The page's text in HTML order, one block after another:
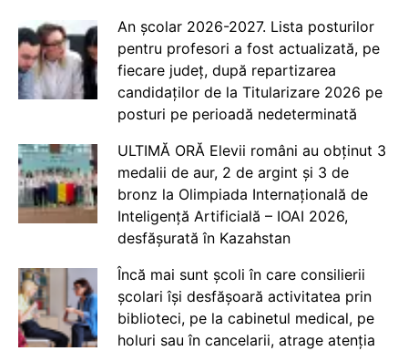
An școlar 2026-2027. Lista posturilor
pentru profesori a fost actualizată, pe
fiecare județ, după repartizarea
candidaților de la Titularizare 2026 pe
posturi pe perioadă nedeterminată
ULTIMĂ ORĂ Elevii români au obținut 3
medalii de aur, 2 de argint și 3 de
bronz la Olimpiada Internațională de
Inteligență Artificială – IOAI 2026,
desfășurată în Kazahstan
Încă mai sunt școli în care consilierii
școlari își desfășoară activitatea prin
biblioteci, pe la cabinetul medical, pe
holuri sau în cancelarii, atrage atenția